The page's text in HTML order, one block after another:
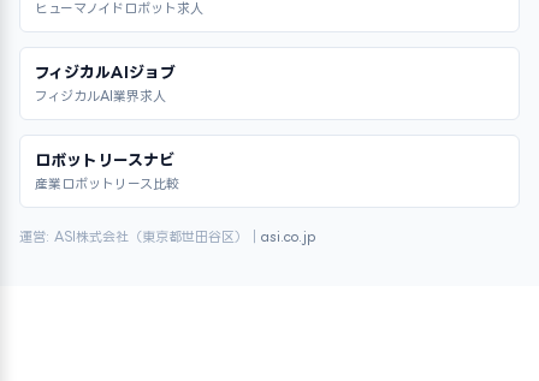
ヒューマノイドロボット求人
フィジカルAIジョブ
フィジカルAI業界求人
ロボットリースナビ
産業ロボットリース比較
運営: ASI株式会社（東京都世田谷区）｜ asi.co.jp